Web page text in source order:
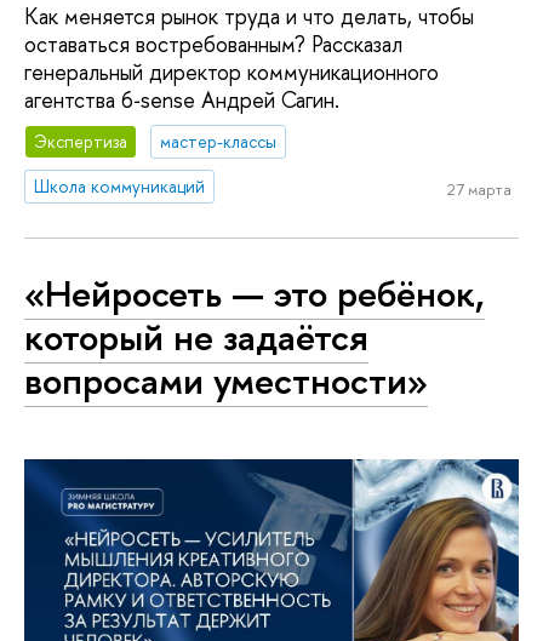
Как меняется рынок труда и что делать, чтобы
оставаться востребованным? Рассказал
генеральный директор коммуникационного
агентства 6‑sense Андрей Сагин.
Экспертиза
мастер-классы
Школа коммуникаций
27 марта
«Нейросеть — это ребёнок,
который не задаётся
вопросами уместности»